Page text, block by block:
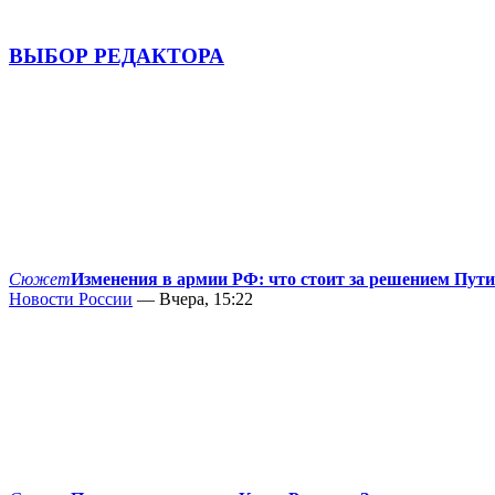
ВЫБОР РЕДАКТОРА
СюжетИзменения в армии РФ: что стоит за решением
Новости России — Вчера, 15:22